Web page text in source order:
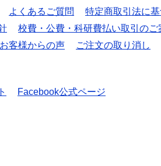
よくあるご質問
特定商取引法に
校費・公費・科研費払い取引のご
お客様からの声 ご注文の取り消し
Facebook公式ページ